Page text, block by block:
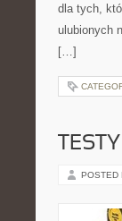
dla tych,
ulubionych
[…]
POSTED